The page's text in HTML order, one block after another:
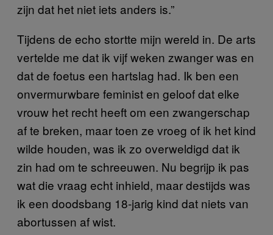
zijn dat het niet iets anders is.”
Tijdens de echo stortte mijn wereld in. De arts
vertelde me dat ik vijf weken zwanger was en
dat de foetus een hartslag had. Ik ben een
onvermurwbare feminist en geloof dat elke
vrouw het recht heeft om een zwangerschap
af te breken, maar toen ze vroeg of ik het kind
wilde houden, was ik zo overweldigd dat ik
zin had om te schreeuwen. Nu begrijp ik pas
wat die vraag echt inhield, maar destijds was
ik een doodsbang 18-jarig kind dat niets van
abortussen af wist.